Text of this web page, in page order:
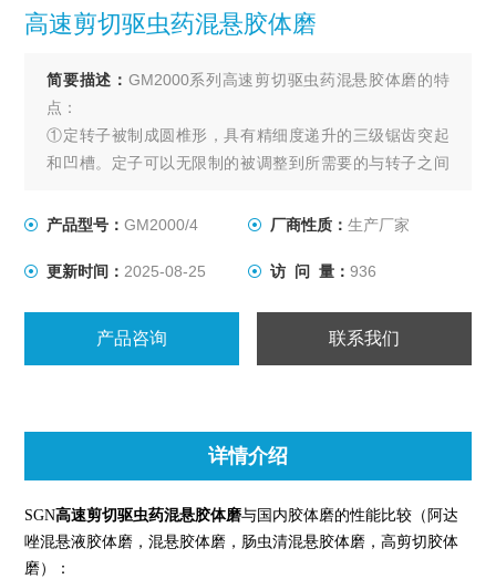
高速剪切驱虫药混悬胶体磨
简要描述： GM2000系列高速剪切驱虫药混悬胶体磨的特
点：
①定转子被制成圆椎形，具有精细度递升的三级锯齿突起
和凹槽。定子可以无限制的被调整到所需要的与转子之间
②齿列的深度：从开始的2.7mm 到末端的0.7mm，范围比
③沟槽的结构式斜齿，每个磨头的沟槽深度不一样，并且
产品型号：GM2000/4 厂商性质： 生产厂家
更新时间： 2025-08-25 访 问 量： 936
产品咨询 联系我们
详情介绍
SGN高速剪切驱虫药混悬胶体磨与国内胶体磨的性能比较（阿达
唑混悬液胶体磨 ，混悬胶体磨 ，肠虫清混悬胶体磨，高剪切胶体
磨）：